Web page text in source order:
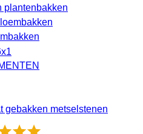
plantenbakken
gebakken metselstenen